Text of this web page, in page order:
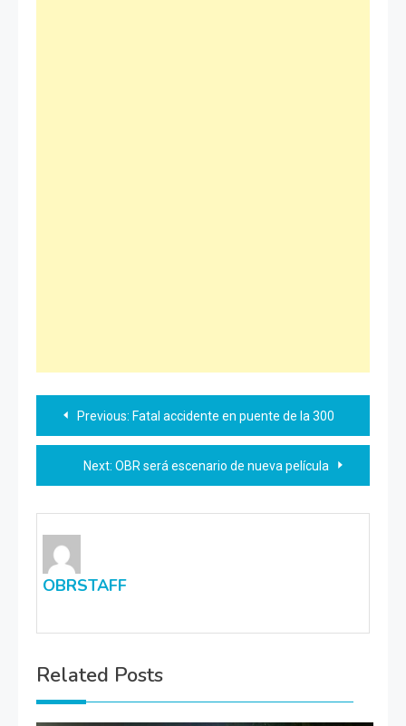
Navegación
de
entradas
Previous: Fatal accidente en puente de la 300
Next: OBR será escenario de nueva película
OBRSTAFF
Related Posts